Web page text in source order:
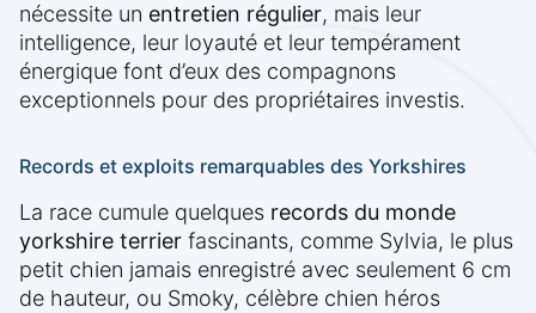
nécessite un entretien régulier, mais leur
intelligence, leur loyauté et leur tempérament
énergique font d’eux des compagnons
exceptionnels pour des propriétaires investis.
Records et exploits remarquables des Yorkshires
La race cumule quelques records du monde
yorkshire terrier fascinants, comme Sylvia, le plus
petit chien jamais enregistré avec seulement 6 cm
de hauteur, ou Smoky, célèbre chien héros